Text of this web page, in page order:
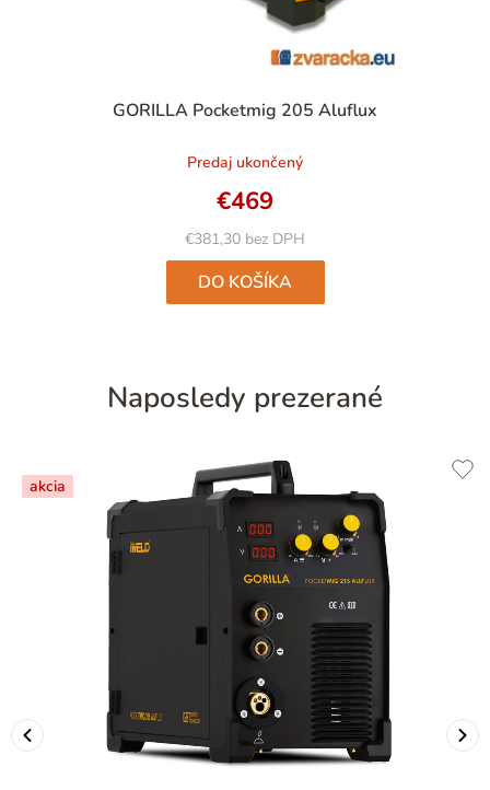
GORILLA Pocketmig 205 Aluflux
hodnotenie
je
4,6
z
5
hviezdičiek.
Predaj ukončený
€381,30 bez DPH
€469
DO KOŠÍKA
Naposledy prezerané
akcia